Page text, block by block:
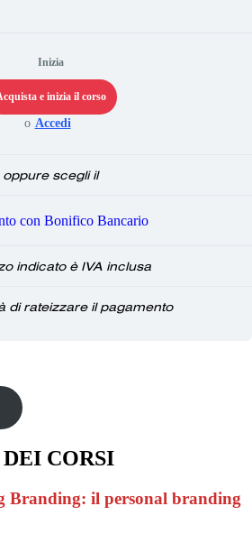
Inizia
e inizia il corso
o Accedi
oppure scegli il
con Bonifico Bancario
indicato è IVA inclusa
di rateizzare il pagamento
CORSI
Branding: il personal branding